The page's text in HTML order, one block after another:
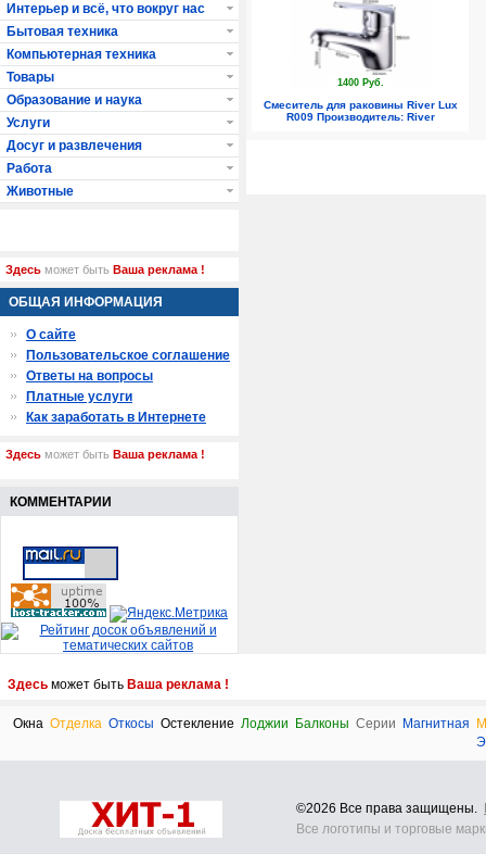
1400 Руб.
Смеситель для раковины River Lux
R009 Производитель: River
Интерьер и всё, что вокруг нас
Бытовая техника
Компьютерная техника
Товары
Образование и наука
Услуги
Досуг и развлечения
Работа
Животные
Здесь может быть Ваша реклама !
ОБЩАЯ ИНФОРМАЦИЯ
О сайте
Пользовательское соглашение
Ответы на вопросы
Платные услуги
Как заработать в Интернете
Здесь может быть Ваша реклама !
КОММЕНТАРИИ
Здесь может быть Ваша реклама !
Окна Отделка Откосы Остекление Лоджии Балконы Серии Магнитная
©2026 Все права защищены.
Все логотипы и торговые